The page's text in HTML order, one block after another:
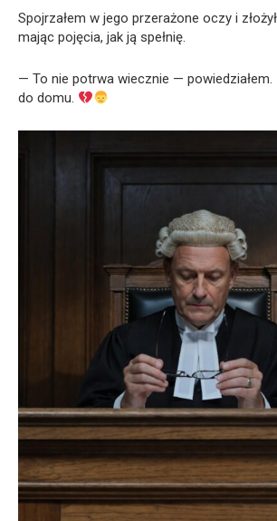
Spojrzałem w jego przerażone oczy i
mając pojęcia, jak ją spełnię.
— To nie potrwa wiecznie —
do domu.